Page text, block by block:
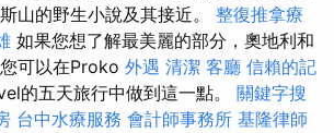
山的野生小說及其接近。 整復推拿療
如果您想了解最美麗的部分，奧地利和
可以在Proko 外遇 清潔 客廳 信賴的記
的五天旅行中做到這一點。 關鍵字搜
台中水療服務 會計師事務所 基隆律師